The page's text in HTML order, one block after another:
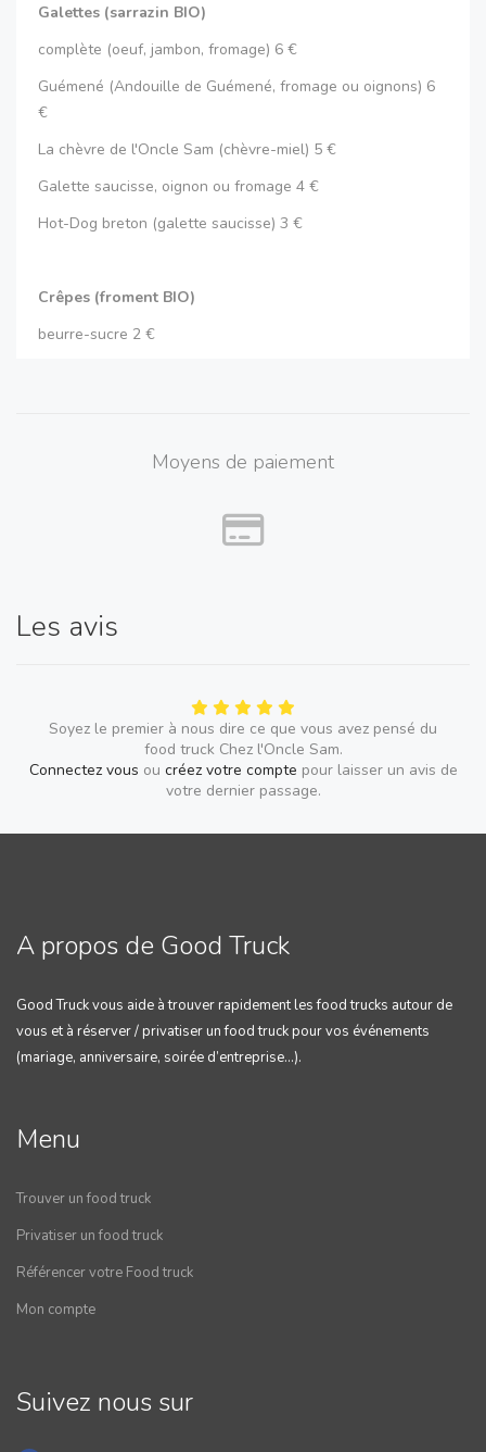
Galettes (sarrazin BIO)
complète (oeuf, jambon, fromage) 6 €
Guémené (Andouille de Guémené, fromage ou oignons) 6
€
La chèvre de l'Oncle Sam (chèvre-miel) 5 €
Galette saucisse, oignon ou fromage 4 €
Hot-Dog breton (galette saucisse) 3 €
Crêpes (froment BIO)
beurre-sucre 2 €
caramel au beurre salé (maison) 3 €
Moyens de paiement
Les avis
Soyez le premier à nous dire ce que vous avez pensé du
food truck Chez l'Oncle Sam.
Connectez vous ou créez votre compte pour laisser un avis de
votre dernier passage.
A propos de Good Truck
Good Truck vous aide à trouver rapidement les food trucks autour de
vous et à réserver / privatiser un food truck pour vos événements
(mariage, anniversaire, soirée d’entreprise…).
Menu
Trouver un food truck
Privatiser un food truck
Référencer votre Food truck
Mon compte
Suivez nous sur